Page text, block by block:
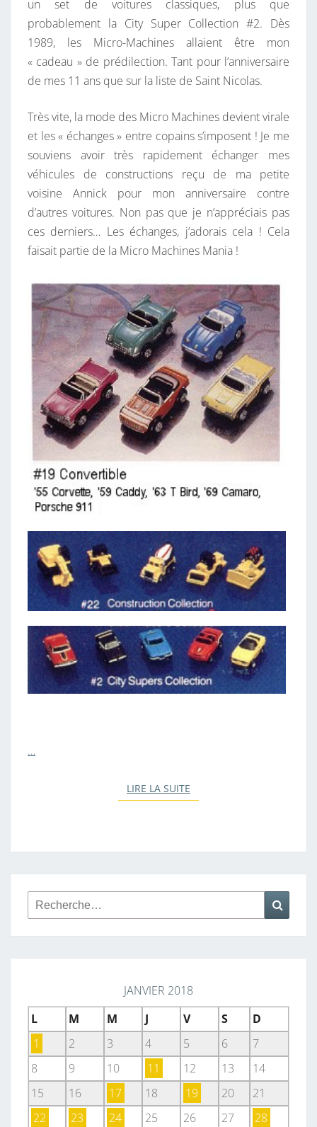
un set de voitures classiques, plus que
probablement la City Super Collection #2. Dès
1989, les Micro-Machines allaient être mon
« cadeau » de prédilection. Tant pour l’anniversaire
de mes 11 ans que sur la liste de Saint Nicolas.
Très vite, la mode des Micro Machines devient virale
et les « échanges » entre copains s’imposent ! Je me
souviens avoir très rapidement échanger mes
véhicules de constructions reçu de ma petite
voisine Annick pour mon anniversaire contre
d’autres voitures. Non pas que je n’appréciais pas
ces derniers… Les échanges, j’adorais cela ! Cela
faisait partie de la Micro Machines Mania !
…
LIRE LA SUITE
Rechercher :
JANVIER 2018
L
M M J V S
D
1
2 3 4 5 6
7
8
9 10 11 12 13
14
15
16 17 18 19 20
21
22
23 24 25 26 27
28